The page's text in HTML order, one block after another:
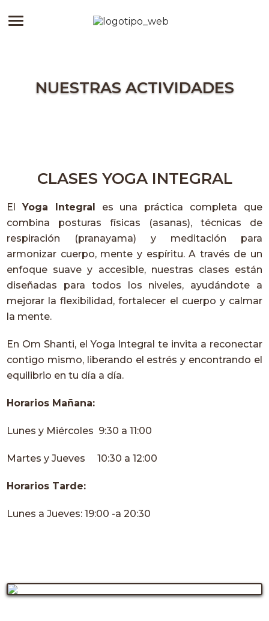
NUESTRAS ACTIVIDADES
CLASES YOGA INTEGRAL
ElYoga Integral es una práctica completa que
combina posturas físicas (asanas), técnicas de
respiración (pranayama) y meditación para
armonizar cuerpo, mente y espíritu. A través de un
enfoque suave y accesible, nuestras clases están
diseñadas para todos los niveles, ayudándote a
mejorar la flexibilidad, fortalecer el cuerpo y calmar
la mente.
En Om Shanti, el Yoga Integral te invita a reconectar
contigo mismo, liberando el estrés y encontrando el
equilibrio en tu día a día.
Horarios Mañana:
Lunes y Miércoles 9:30 a 11:00
Martes y Jueves 10:30 a 12:00
Horarios Tarde:
Lunes a Jueves: 19:00 -a 20:30